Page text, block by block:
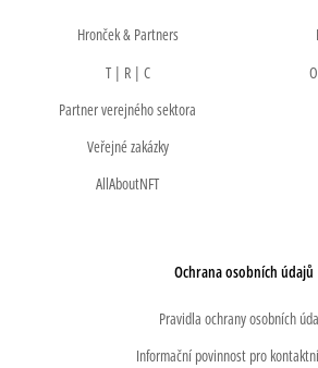
Hronček & Partners
T | R | C
Partner verejného sektora
Veřejné zakázky
AllAboutNFT
Ochrana osobních údajů
Pravidla ochrany osobních
Informační povinnost pro